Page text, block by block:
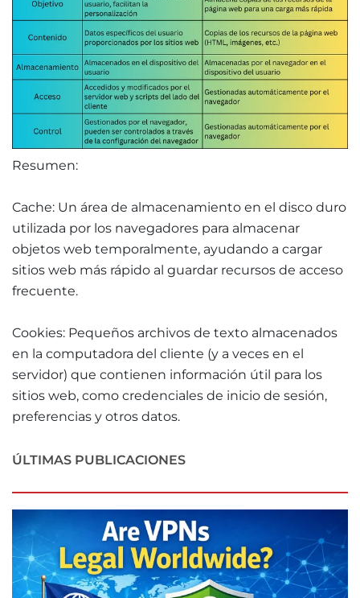
Resumen:
Cache: Un área de almacenamiento en el disco duro
utilizada por los navegadores para almacenar
objetos web temporalmente, ayudando a cargar
sitios web más rápido al guardar recursos de acceso
frecuente.
Cookies: Pequeños archivos de texto almacenados
en la computadora del cliente (y a veces en el
servidor) que contienen información útil para los
sitios web, como credenciales de inicio de sesión,
preferencias y otros datos.
ÚLTIMAS PUBLICACIONES